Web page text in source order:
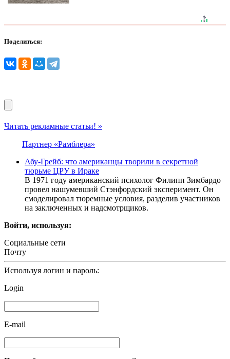
Поделиться:
Читать рекламные статьи! »
Партнер «Рамблера»
Абу-Грейб: что американцы творили в секретной
тюрьме ЦРУ в Ираке
В 1971 году американский психолог Филипп Зимбардо
провел нашумевший Стэнфордский эксперимент. Он
смоделировал тюремные условия, разделив участников
на заключенных и надсмотрщиков.
Войти, используя:
Социальные сети
Почту
Используя логин и пароль:
Login
E-mail